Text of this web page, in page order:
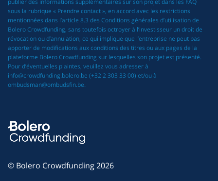
sous la rubrique « Prendre contact », en accord avec les restrictions
mentionnées dans l’article 8.3 des Conditions générales d’utilisation de
Bolero Crowdfunding, sans toutefois octroyer à l’investisseur un droit de
révocation ou d’annulation, ce qui implique que l’entreprise ne peut pas
apporter de modifications aux conditions des titres ou aux pages de la
plateforme Bolero Crowdfunding sur lesquelles son projet est présenté.
Pour d’éventuelles plaintes, veuillez vous adresser à
info@crowdfunding.bolero.be (+32 2 303 33 00) et/ou à
ombudsman@ombudsfin.be.
© Bolero Crowdfunding 2026